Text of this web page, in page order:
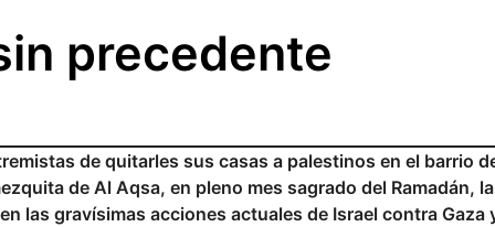
precedente
de quitarles sus casas a palestinos en el barrio
de Al Aqsa, en pleno mes sagrado del Ramadán,
las gravísimas acciones actuales de Israel contra Gaza